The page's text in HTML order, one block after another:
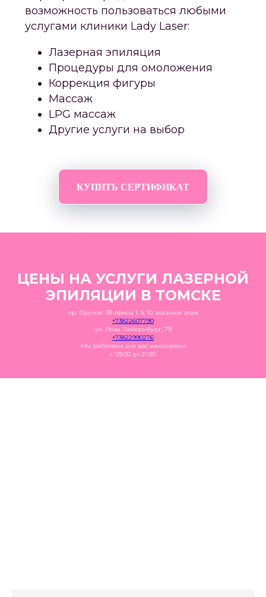
возможность пользоваться любыми
услугами клиники Lady Laser:
Лазерная эпиляция
Процедуры для омоложения
Коррекция фигуры
Массаж
LPG массаж
Другие услуги на выбор
КУПИТЬ СЕРТИФИКАТ
ЦЕНЫ НА УСЛУГИ ЛАЗЕРНОЙ
ЭПИЛЯЦИИ В ТОМСКЕ
пр. Фрунзе, 39 офисы 1, 5, 10, восьмой этаж
+73822607790
ул. Розы Люксембург, 79
+73822990276
Мы работаем для вас ежедневно
с 09.00 до 21.00